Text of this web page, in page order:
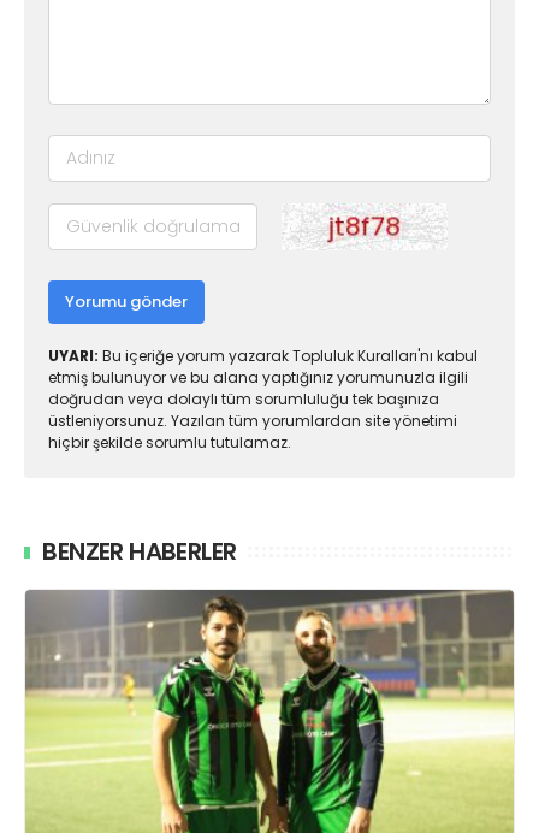
Yorumu gönder
UYARI: Bu içeriğe yorum yazarak Topluluk Kuralları'nı kabul
etmiş bulunuyor ve bu alana yaptığınız yorumunuzla ilgili
doğrudan veya dolaylı tüm sorumluluğu tek başınıza
üstleniyorsunuz. Yazılan tüm yorumlardan site yönetimi
hiçbir şekilde sorumlu tutulamaz.
BENZER HABERLER